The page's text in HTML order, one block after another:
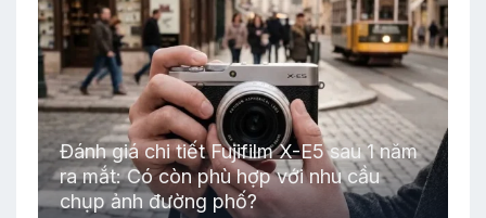
Đánh giá chi tiết Fujifilm X-E5 sau 1 năm
ra mắt: Có còn phù hợp với nhu cầu
chụp ảnh đường phố?